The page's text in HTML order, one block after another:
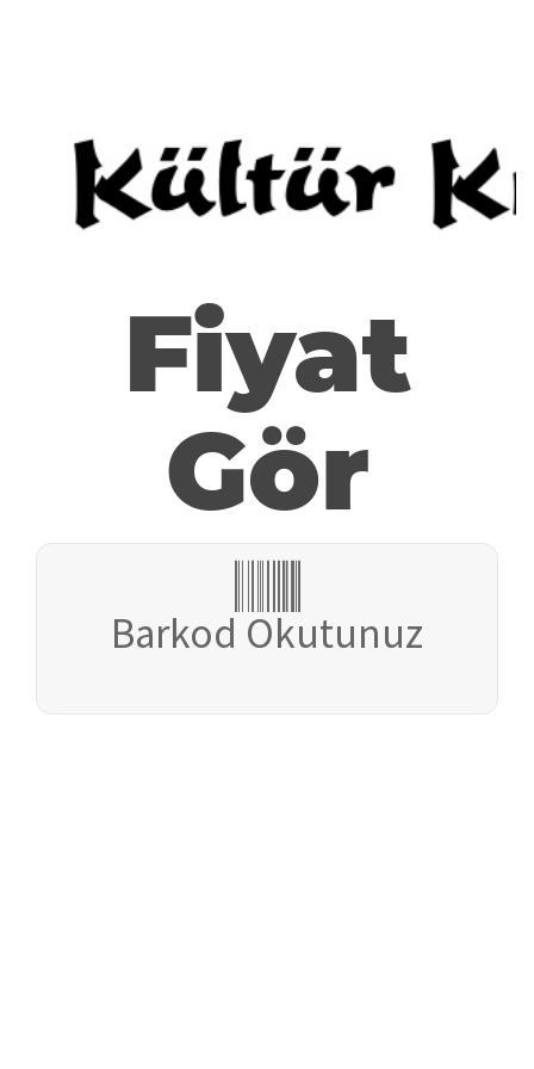
Fiyat
Gör
Barkod Okutunuz